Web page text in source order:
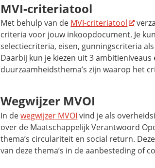
MVI-criteriatool
Met behulp van de MVI-criteriatool
criteria voor jouw inkoopdocument. Je
selectiecriteria, eisen, gunningscriteria
Daarbij kun je kiezen uit 3
duurzaamheidsthema’s zijn waarop het
Wegwijzer MVOI
In dewegwijzer MVOI vind je als
over de Maatschappelijk Verantwoord
thema’s circulariteit ensocial return.
van deze thema’s in de aanbesteding of